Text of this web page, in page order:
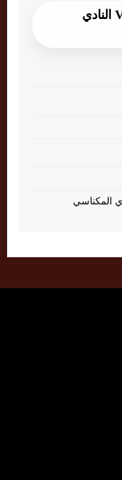
بطاقة مباراة نهضة بركان Vs النادي